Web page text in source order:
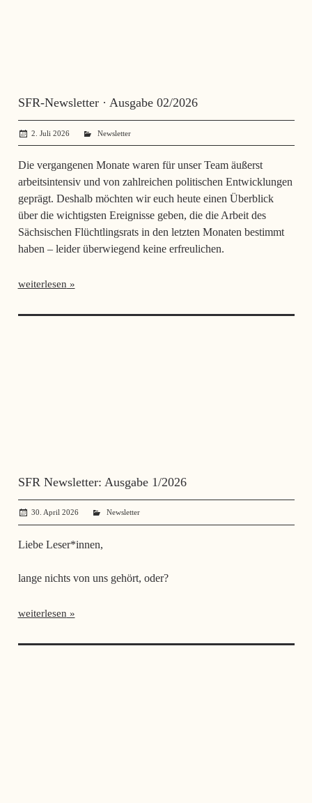
SFR-Newsletter · Ausgabe 02/2026
2. Juli 2026 SerhiiSvynarets
Newsletter
Die vergangenen Monate waren für unser Team äußerst
arbeitsintensiv und von zahlreichen politischen Entwicklungen
geprägt. Deshalb möchten wir euch heute einen Überblick
über die wichtigsten Ereignisse geben, die die Arbeit des
Sächsischen Flüchtlingsrats in den letzten Monaten bestimmt
haben – leider überwiegend keine erfreulichen.
weiterlesen
SFR Newsletter: Ausgabe 1/2026
30. April 2026 SerhiiSvynarets
Newsletter
Liebe Leser*innen,
lange nichts von uns gehört, oder?
weiterlesen